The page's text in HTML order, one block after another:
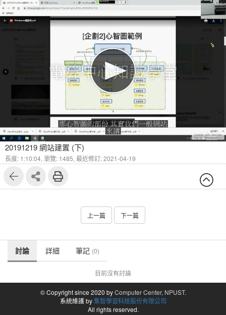
電算中心知識學堂
20191219 網站建置 (下)
長度: 1:10:04, 瀏覽: 1485, 最近修訂: 2021-04-19
上一篇 下一篇
討論 詳細 筆記 (0)
目前沒有討論
© Copyright since 2020 byComputer Center, NPUST.
系統維護 by集智學習科技股份有限公司
All rights reserved.